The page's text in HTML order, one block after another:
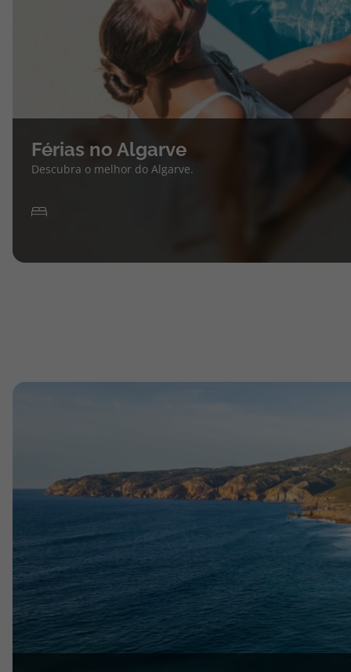
Férias no Algarve
Descubra o melhor do Algarve.